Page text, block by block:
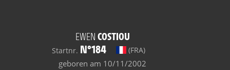
EWEN COSTIOU
Startnr. N°184 (FRA)
geboren am 10/11/2002